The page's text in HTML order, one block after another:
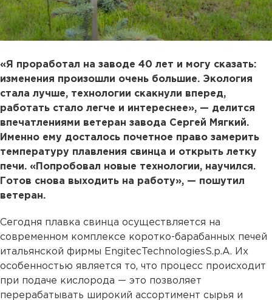
«Я проработал на заводе 40 лет и могу сказать:
изменения произошли очень большие. Экология
стала лучше, технологии скакнули вперед,
работать стало легче и интереснее», — делится
впечатлениями ветеран завода Сергей Мягкий.
Именно ему досталось почетное право замерить
температуру плавления свинца и открыть летку
печи. «Попробовал новые технологии, научился.
Готов снова выходить на работу», — пошутил
ветеран.
Сегодня плавка свинца осуществляется на
современном комплексе коротко-барабанных печей
итальянской фирмы EngitecTechnologiesS.p.A. Их
особенностью является то, что процесс происходит
при подаче кислорода — это позволяет
перерабатывать широкий ассортимент сырья и